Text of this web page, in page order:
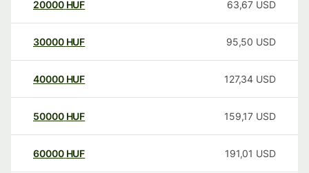
20000 HUF 63,67 USD
30000 HUF 95,50 USD
40000 HUF 127,34 USD
50000 HUF 159,17 USD
60000 HUF 191,01 USD